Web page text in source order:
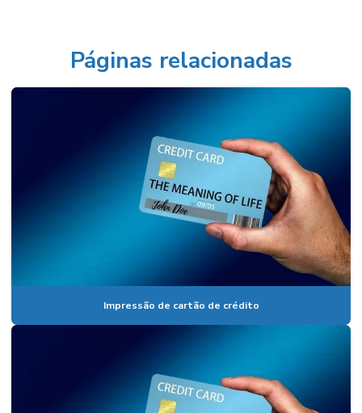
Páginas relacionadas
Impressão de cartão de crédito